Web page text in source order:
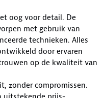
oog voor detail. De
met gebruik van
technieken. Alles
door ervaren
op de kwaliteit van
zonder compromissen.